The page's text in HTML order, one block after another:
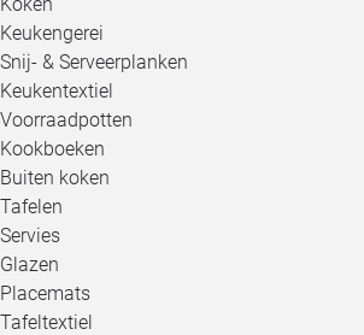
Keukengerei
Snij- & Serveerplanken
Keukentextiel
Voorraadpotten
Kookboeken
Buiten koken
Tafelen
Servies
Glazen
Placemats
Tafeltextiel